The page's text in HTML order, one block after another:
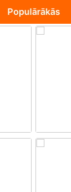
Populārākās